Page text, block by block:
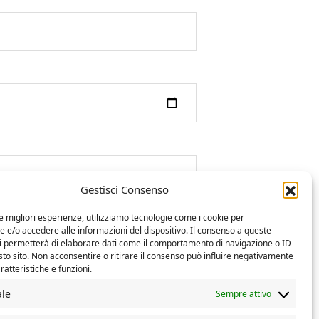
Gestisci Consenso
migliori esperienze, utilizziamo tecnologie come i cookie per
e/o accedere alle informazioni del dispositivo. Il consenso a queste
permetterà di elaborare dati come il comportamento di navigazione o ID
sito. Non acconsentire o ritirare il consenso può influire negativamente
e funzioni.
Sempre attivo